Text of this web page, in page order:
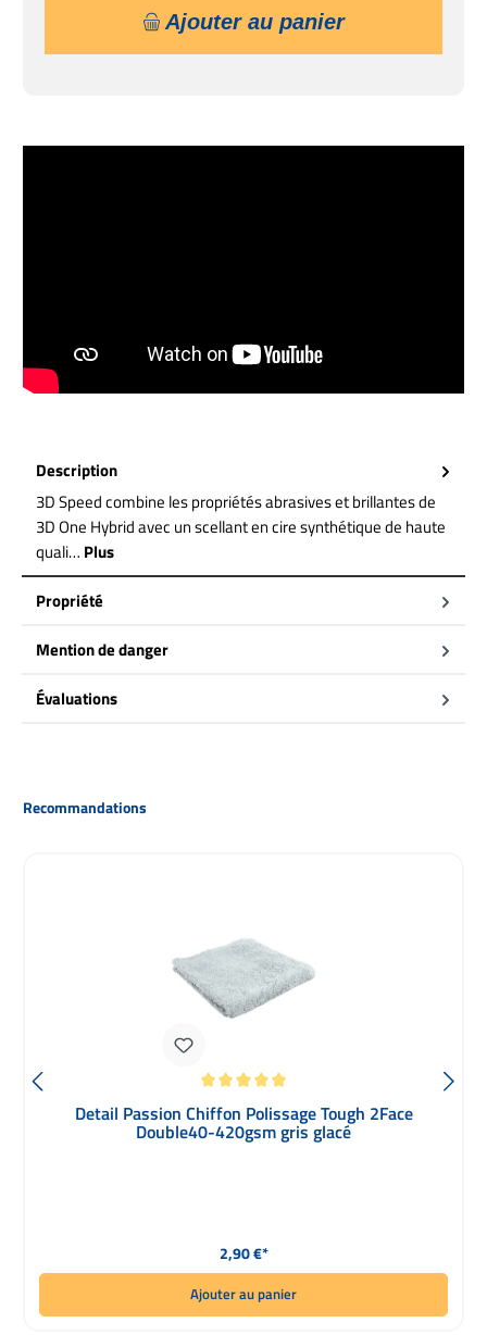
Ajouter au panier
Description
3D Speed combine les propriétés abrasives et brillantes de
3D One Hybrid avec un scellant en cire synthétique de haute
quali… Plus
Propriété
Mention de danger
Évaluations
Ignorer la galerie de produits
Recommandations
Detail Passion Chiffon Polissage Tough 2Face
Double40-420gsm gris glacé
Prix régulier :
2,90 €*
Ajouter au panier